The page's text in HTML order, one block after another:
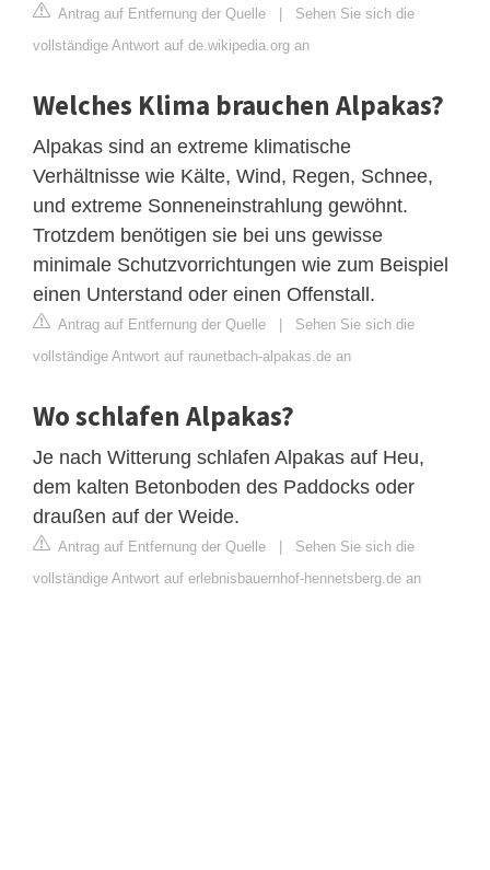
Antrag auf Entfernung der Quelle | Sehen Sie sich die
vollständige Antwort auf de.wikipedia.org an
Welches Klima brauchen Alpakas?
Alpakas sind an extreme klimatische
Verhältnisse wie Kälte, Wind, Regen, Schnee,
und extreme Sonneneinstrahlung gewöhnt.
Trotzdem benötigen sie bei uns gewisse
minimale Schutzvorrichtungen wie zum Beispiel
einen Unterstand oder einen Offenstall.
Antrag auf Entfernung der Quelle | Sehen Sie sich die
vollständige Antwort auf raunetbach-alpakas.de an
Wo schlafen Alpakas?
Je nach Witterung schlafen Alpakas auf Heu,
dem kalten Betonboden des Paddocks oder
draußen auf der Weide.
Antrag auf Entfernung der Quelle | Sehen Sie sich die
vollständige Antwort auf erlebnisbauernhof-hennetsberg.de an